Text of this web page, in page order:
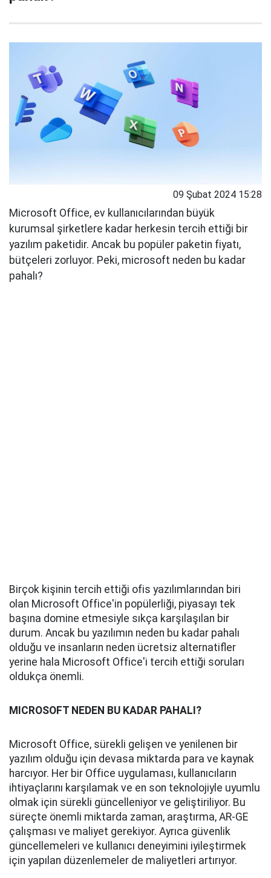
09 Şubat 2024 15:28
Microsoft Office, ev kullanıcılarından büyük
kurumsal şirketlere kadar herkesin tercih ettiği bir
yazılım paketidir. Ancak bu popüler paketin fiyatı,
bütçeleri zorluyor. Peki, microsoft neden bu kadar
pahalı?
Birçok kişinin tercih ettiği ofis yazılımlarından biri
olan Microsoft Office'in popülerliği, piyasayı tek
başına domine etmesiyle sıkça karşılaşılan bir
durum. Ancak bu yazılımın neden bu kadar pahalı
olduğu ve insanların neden ücretsiz alternatifler
yerine hala Microsoft Office'i tercih ettiği soruları
oldukça önemli.
MICROSOFT NEDEN BU KADAR PAHALI?
Microsoft Office, sürekli gelişen ve yenilenen bir
yazılım olduğu için devasa miktarda para ve kaynak
harcıyor. Her bir Office uygulaması, kullanıcıların
ihtiyaçlarını karşılamak ve en son teknolojiyle uyumlu
olmak için sürekli güncelleniyor ve geliştiriliyor. Bu
süreçte önemli miktarda zaman, araştırma, AR-GE
çalışması ve maliyet gerekiyor. Ayrıca güvenlik
güncellemeleri ve kullanıcı deneyimini iyileştirmek
için yapılan düzenlemeler de maliyetleri artırıyor.